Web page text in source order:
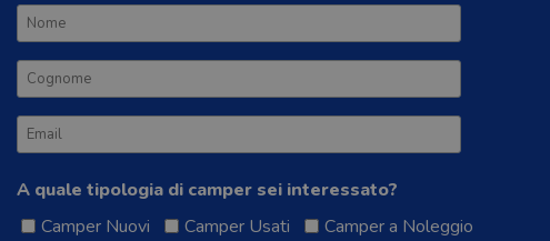
A quale tipologia di camper sei interessato?
Camper Nuovi
Camper Usati Camper a Noleggio